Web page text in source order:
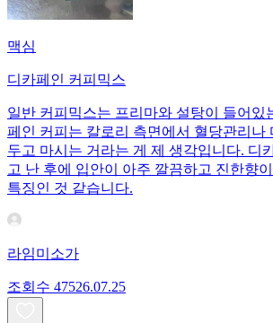
맥심
디카페인 커피믹스
일반 커피믹스는 프리마와 설탕이 들어있
페인 커피는 칼로리 측면에서 혈당관리나
두고 마시는 거라는 게 제 생각입니다. 디
고 난 후에 입안이 아주 깔끔하고 진한향
특징인 것 같습니다.
라임미소가
조회수 47526.07.25